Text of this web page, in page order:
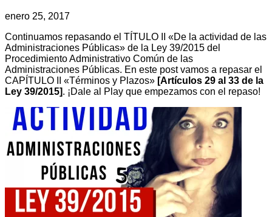
enero 25, 2017
Continuamos repasando el TÍTULO II «De la actividad de las
Administraciones Públicas» de la Ley 39/2015 del
Procedimiento Administrativo Común de las
Administraciones Públicas. En este post vamos a repasar el
CAPÍTULO II «Términos y Plazos» [Artículos 29 al 33 de la
Ley 39/2015]. ¡Dale al Play que empezamos con el repaso!